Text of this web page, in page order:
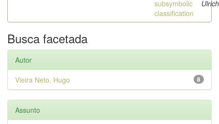
subsymbolic
classification
Ulrich
Busca facetada
Autor
8
Vieira Neto, Hugo
Assunto